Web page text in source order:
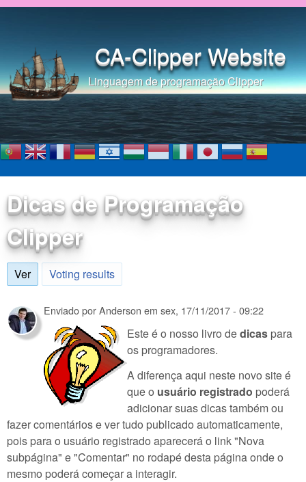
Pular para o conteúdo
CA-Clipper Website
Linguagem de programação Clipper
Dicas de Programação
Clipper
Ver(aba ativa)
Voting results
Enviado porAnderson em sex, 17/11/2017 - 09:22
Este é o nosso livro dedicas para
os programadores.
A diferença aqui neste novo site é
que o usuário registrado poderá
adicionar suas dicas também ou
fazer comentários e ver tudo publicado automaticamente,
pois para o usuário registrado aparecerá o link "Nova
subpágina" e "Comentar" no rodapé desta página onde o
mesmo poderá começar a interagir.